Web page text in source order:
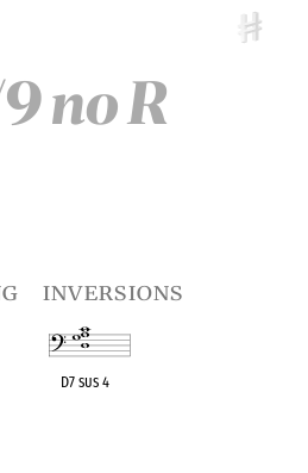
no R
inversions
D7 sus 4